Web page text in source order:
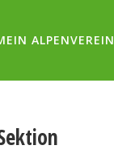
ALPENVEREIN